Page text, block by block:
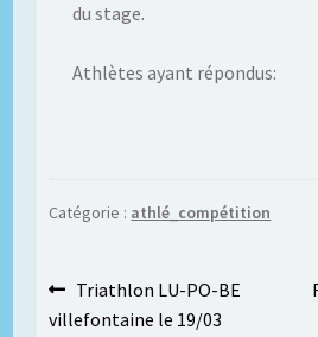
du stage.
Athlètes ayant répondus:
Catégorie : athlé_compétition
Navigation
Article
précédent :
Triathlon LU-PO-BE
villefontaine le 19/03